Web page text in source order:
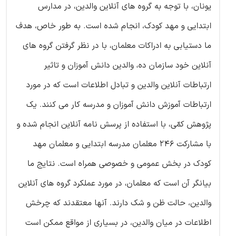
یونان، با توجه به گروه های آنلاین والدین، در مدارس
ابتدایی و مهد کودک، انجام شده است. به طور خاص، هدف
ما دستیابی به ادراکات معلمان، با در نظر گرفتن گروه های
آنلاین خود سازمان ده، والدین دانش آموزان و تاثیر
ارتباطات آنلاین والدین و تبادل اطلاعات است که در مورد
ارتباطات آموزش دانش آموزان و مدرسه کار می کنند. یک
پژوهش کمّی، با استفاده از پرسش نامه آنلاین انجام شده و
با مشارکت 246 معلمان مدرسه ابتدایی و معلمان مهد
کودک در بخش عمومی و خصوصی همراه است. نتایج ما
بیانگر آن است که معلمان، در مورد عملکرد گروه های آنلاین
والدین، حالت ظن و شک دارند. آنها معتقدند که چرخش
اطلاعات در میان والدین، در بسیاری از مواقع ممکن است